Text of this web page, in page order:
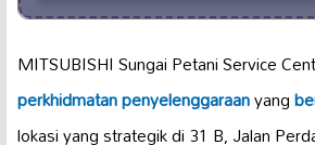
MITSUBISHI Sungai Petani Service
perkhidmatan penyelenggaraanyang
lokasi yang strategik di 31 B, Jalan